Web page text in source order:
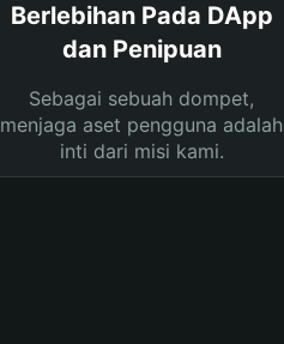
Berlebihan Pada DApp
dan Penipuan
Sebagai sebuah dompet,
menjaga aset pengguna adalah
inti dari misi kami.